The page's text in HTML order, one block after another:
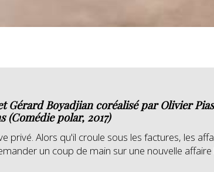
Gérard Boyadjian coréalisé par Olivier
polar, 2017)
privé. Alors qu'il croule sous les factures, les
un coup de main sur une nouvelle